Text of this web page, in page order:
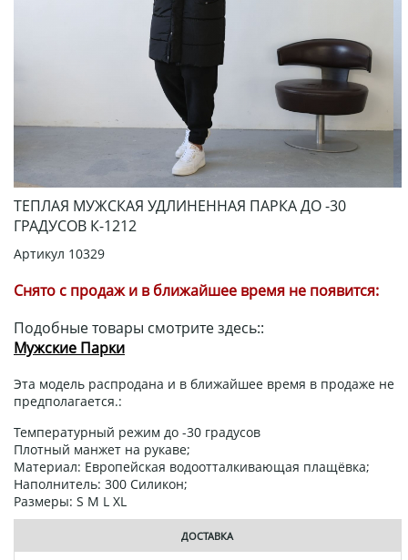
ТЕПЛАЯ МУЖСКАЯ УДЛИНЕННАЯ ПАРКА ДО -30
ГРАДУСОВ К-1212
Артикул 10329
Снято с продаж и в ближайшее время не появится:
Подобные товары смотрите здесь::
Мужские Парки
Эта модель распродана и в ближайшее время в продаже не
предполагается.:
Температурный режим до -30 градусов
Плотный манжет на рукаве;
Материал: Европейская водоотталкивающая плащёвка;
Наполнитель: 300 Силикон;
Размеры: S M L XL
ДОСТАВКА